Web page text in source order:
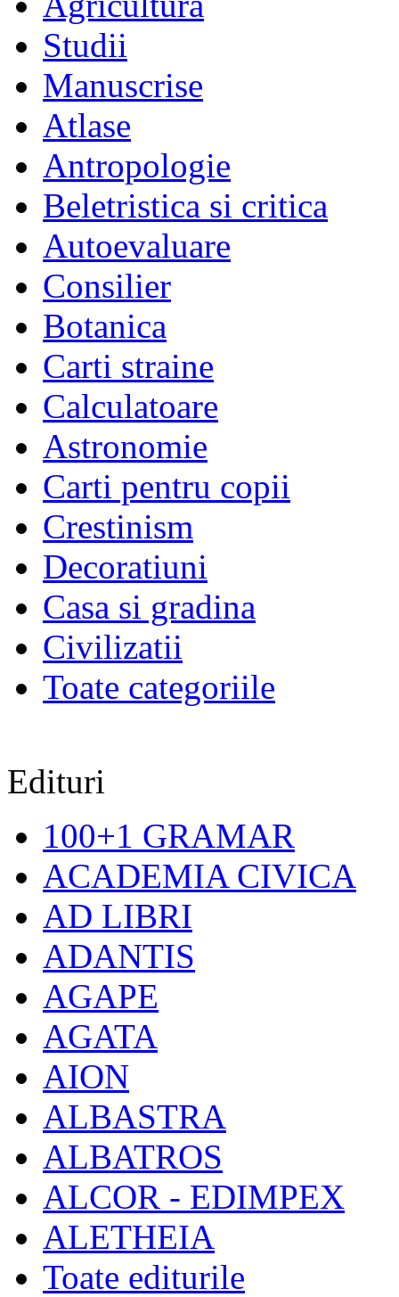
Studii
Manuscrise
Atlase
Antropologie
Beletristica si critica
Autoevaluare
Consilier
Botanica
Carti straine
Calculatoare
Astronomie
Carti pentru copii
Crestinism
Decoratiuni
Casa si gradina
Civilizatii
Toate categoriile
Edituri
100+1 GRAMAR
ACADEMIA CIVICA
AD LIBRI
ADANTIS
AGAPE
AGATA
AION
ALBASTRA
ALBATROS
ALCOR - EDIMPEX
ALETHEIA
Toate editurile